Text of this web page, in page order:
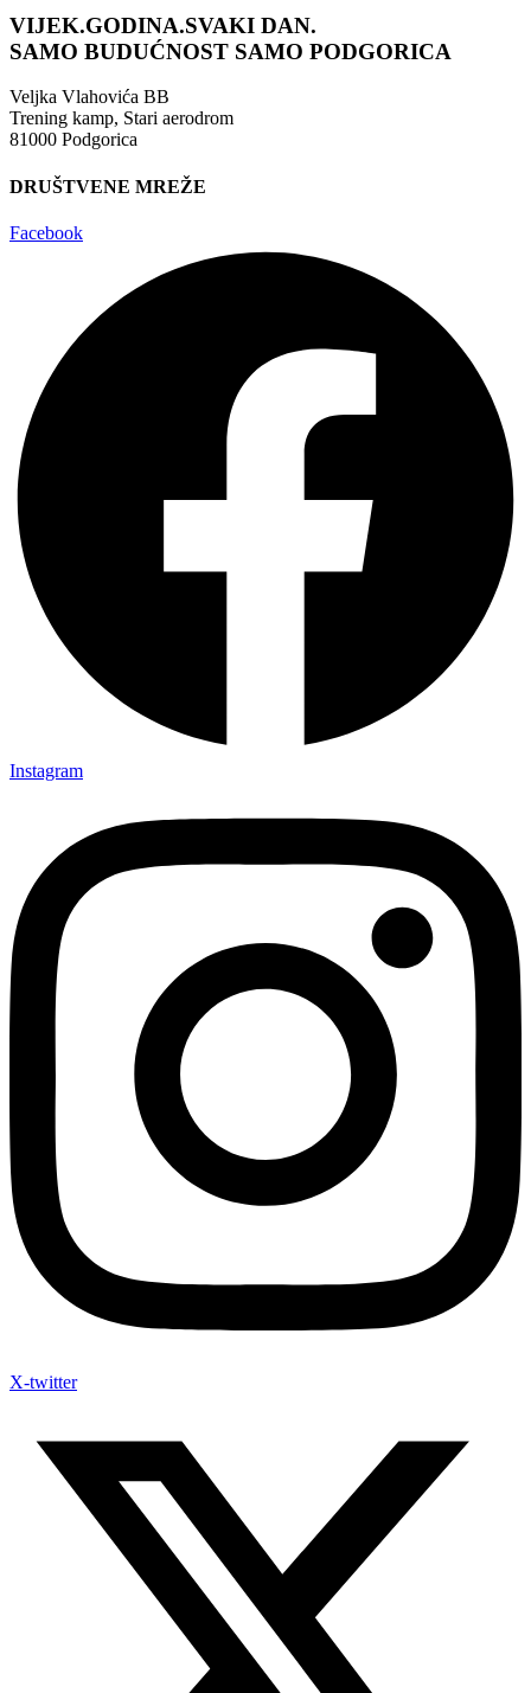
VIJEK.GODINA.SVAKI DAN.
SAMO BUDUĆNOST SAMO PODGORICA
Veljka Vlahovića BB
Trening kamp, Stari aerodrom
81000 Podgorica
DRUŠTVENE MREŽE
Facebook
Instagram
X-twitter